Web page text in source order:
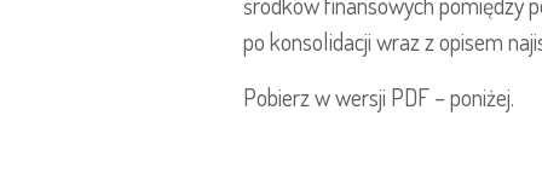
po konsolidacji wraz z opisem
Pobierz w wersji PDF – poniżej.